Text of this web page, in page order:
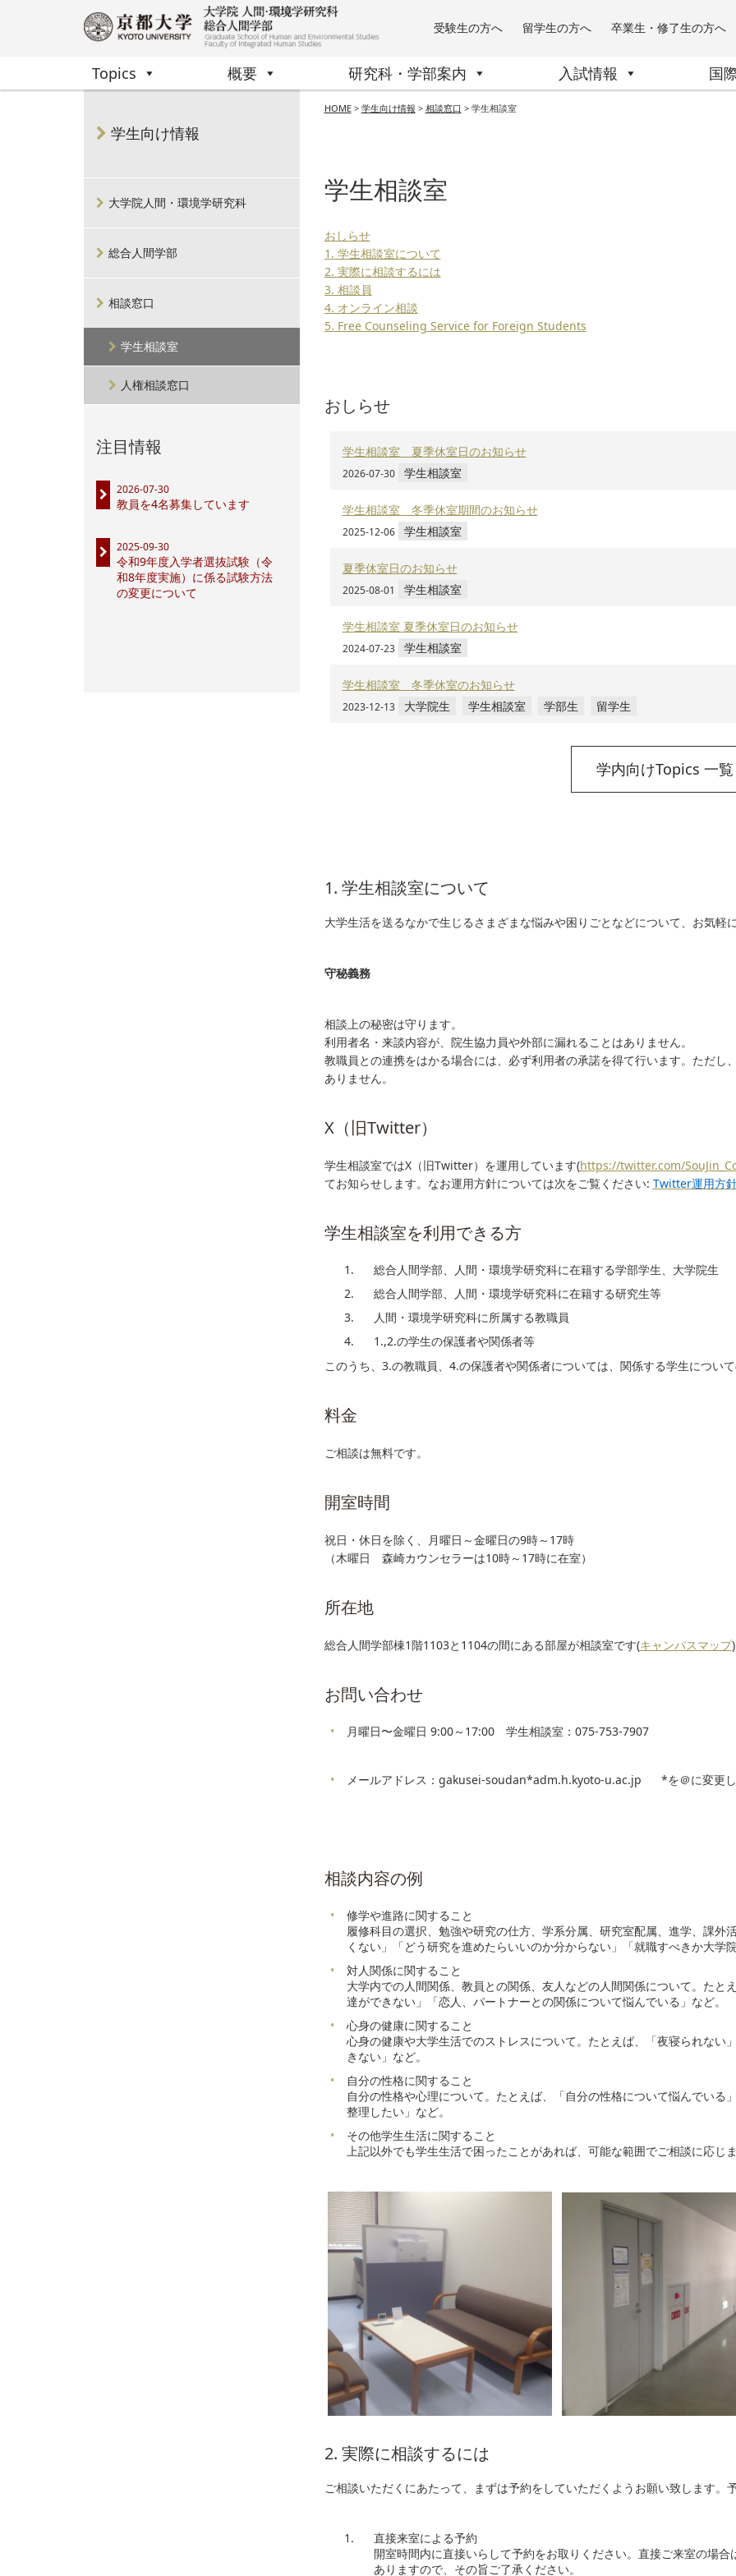
受験生の方へ 留学生の方へ 卒業生・修了生の方へ
Topics 概要 研究科・学部案内 入試情報 国
HOME> 学生向け情報 > 相談窓口 > 学生相談室
学生相談室
おしらせ
1. 学生相談室について
2. 実際に相談するには
3. 相談員
4. オンライン相談
5. Free Counseling Service for Foreign Students
おしらせ
学生相談室 夏季休室日のお知らせ
2026-07-30 学生相談室
学生相談室 冬季休室期間のお知らせ
2025-12-06 学生相談室
夏季休室日のお知らせ
2025-08-01 学生相談室
学生相談室 夏季休室日のお知らせ
2024-07-23 学生相談室
学生相談室 冬季休室のお知らせ
2023-12-13 大学院生 学生相談室 学部生 留学生
学内向けTopics 一覧
1. 学生相談室について
大学生活を送るなかで生じるさまざまな悩みや困りごとなどについて、お気軽
守秘義務
相談上の秘密は守ります。
利用者名・来談内容が、院生協力員や外部に漏れることはありません。
教職員との連携をはかる場合には、必ず利用者の承諾を得て行います。ただし
ありません。
X（旧Twitter）
学生相談室ではX（旧Twitter）を運用しています(https://twitter.com/
てお知らせします。なお運用方針については次をご覧ください: Twitter運用方
学生相談室を利用できる方
総合人間学部、人間・環境学研究科に在籍する学部学生、大学院生
総合人間学部、人間・環境学研究科に在籍する研究生等
人間・環境学研究科に所属する教職員
1.,2.の学生の保護者や関係者等
このうち、3.の教職員、4.の保護者や関係者については、関係する学生について
料金
ご相談は無料です。
開室時間
祝日・休日を除く、月曜日～金曜日の9時～17時
（木曜日 森崎カウンセラーは10時～17時に在室）
所在地
総合人間学部棟1階1103と1104の間にある部屋が相談室です(キャンパスマップ)
お問い合わせ
月曜日〜金曜日 9:00～17:00 学生相談室：075-753-7907
メールアドレス：gakusei-soudan*adm.h.kyoto-u.ac.jp *を＠に変更し
相談内容の例
修学や進路に関すること
履修科目の選択、勉強や研究の仕方、学系分属、研究室配属、進学、課外
くない」「どう研究を進めたらいいのか分からない」「就職すべきか大学
対人関係に関すること
大学内での人間関係、教員との関係、友人などの人間関係について。たと
達ができない」「恋人、パートナーとの関係について悩んでいる」など。
心身の健康に関すること
心身の健康や大学生活でのストレスについて。たとえば、「夜寝られない
きない」など。
自分の性格に関すること
自分の性格や心理について。たとえば、「自分の性格について悩んでいる
整理したい」など。
その他学生生活に関すること
上記以外でも学生生活で困ったことがあれば、可能な範囲でご相談に応じま
2. 実際に相談するには
ご相談いただくにあたって、まずは予約をしていただくようお願い致します。
直接来室による予約
開室時間内に直接いらして予約をお取りください。直接ご来室の場
ありますので、その旨ご了承ください。
学生向け情報
大学院人間・環境学研究科
総合人間学部
相談窓口
学生相談室
人権相談窓口
注目情報
2026-07-30
教員を4名募集しています
2025-09-30
令和9年度入学者選抜試験（令
和8年度実施）に係る試験方法
の変更について